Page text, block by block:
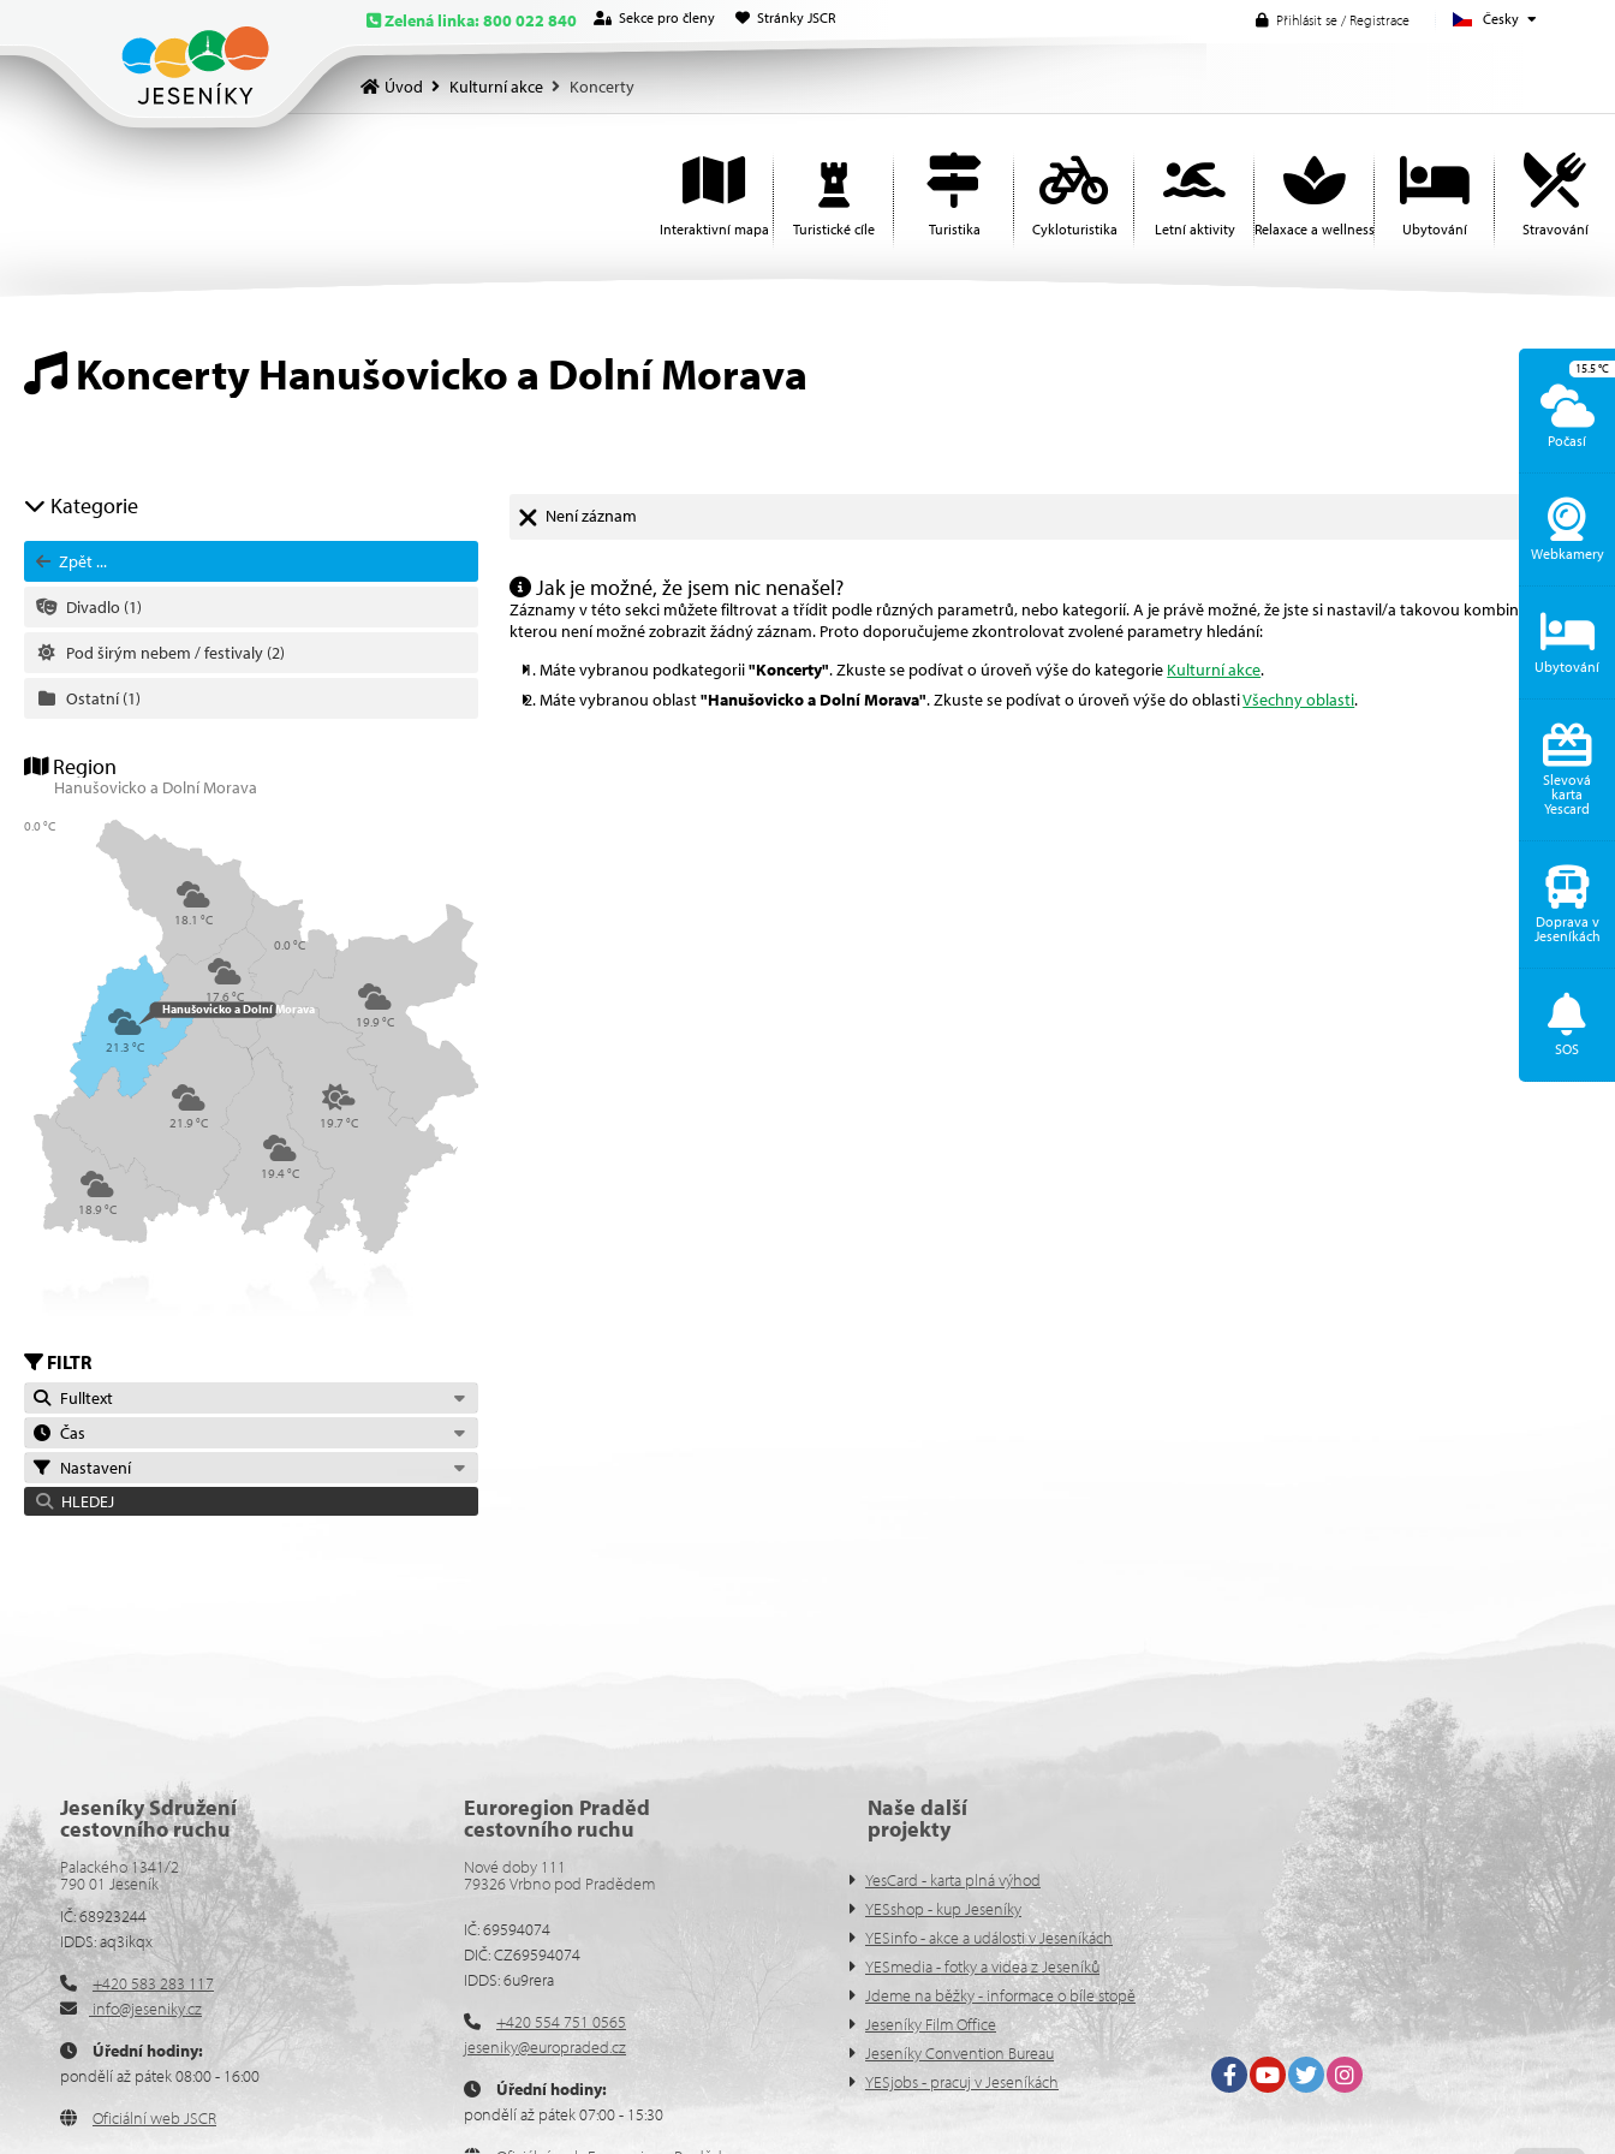
Česky
Přihlásit se / Registrace
Zelená linka: 800 022 840 Sekce pro členy Stránky JSCR
Úvod Kulturní akce Koncerty
Interaktivní mapa Turistické cíle Turistika Cykloturistika Letní aktivity Relaxace a wellness Ubytování Stravování
Koncerty Hanušovicko a Dolní Morava
Kategorie
Zpět ...
Divadlo (1)
Pod širým nebem / festivaly (2)
Ostatní(1)
Region
Hanušovicko a Dolní Morava
17.6 °C
21.9 °C
18.1 °C
0.0 °C
18.9 °C
21.3 °C
19.7 °C
19.4 °C
19.9 °C
0.0 °C
Hanušovicko a Dolní Morava
FILTR
Fulltext
Čas
Nastavení
HLEDEJ
Není záznam
Jak je možné, že jsem nic nenašel?
Záznamy v této sekci můžete filtrovat a třídit podle různých parametrů, nebo kategorií. A je právě možné, že jste si nastavil/a takovou kombinaci, pro
kterou není možné zobrazit žádný záznam. Proto doporučujeme zkontrolovat zvolené parametry hledání:
Máte vybranou podkategorii"Koncerty". Zkuste se podívat o úroveň výše do kategorie Kulturní akce.
Máte vybranou oblast"Hanušovicko a Dolní Morava". Zkuste se podívat o úroveň výše do oblastiVšechny oblasti.
Jeseníky Sdružení
cestovního ruchu
Palackého 1341/2
790 01 Jeseník
IČ: 68923244
IDDS: aq3ikqx
+420 583 283 117
info@jeseniky.cz
Úřední hodiny:
pondělí až pátek 08:00 - 16:00
Oficiální web JSCR
Euroregion Praděd
cestovního ruchu
Nové doby 111
79326 Vrbno pod Pradědem
IČ: 69594074
DIČ: CZ69594074
IDDS: 6u9rera
+420 554 751 0565
jeseniky@europraded.cz
Úřední hodiny:
pondělí až pátek 07:00 - 15:30
Naše další
projekty
YesCard - karta plná výhod
YESshop - kup Jeseníky
YESinfo - akce a události v Jeseníkách
YESmedia - fotky a videa z Jeseníků
Jdeme na běžky - informace o bíle stopě
Jeseníky Film Office
Jeseníky Convention Bureau
YESjobs - pracuj v Jeseníkách
FacebookYoutubeTwitter Instagram
Počasí
15.5°C
Webkamery
Ubytování
Slevová
karta
Yescard
Doprava v
Jeseníkách
SOS